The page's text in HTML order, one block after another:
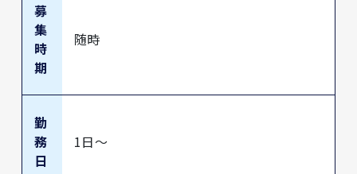
募
集
時
期
随時
勤
務
日
1日～